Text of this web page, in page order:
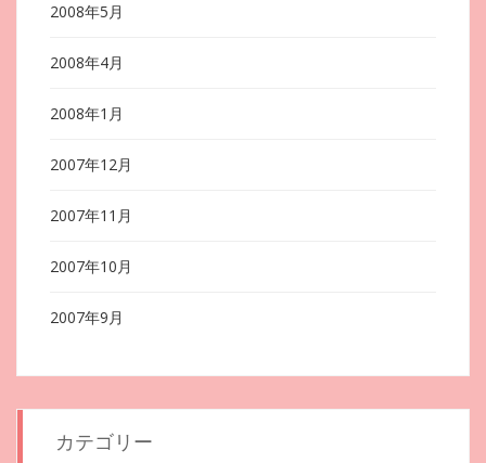
2008年5月
2008年4月
2008年1月
2007年12月
2007年11月
2007年10月
2007年9月
カテゴリー